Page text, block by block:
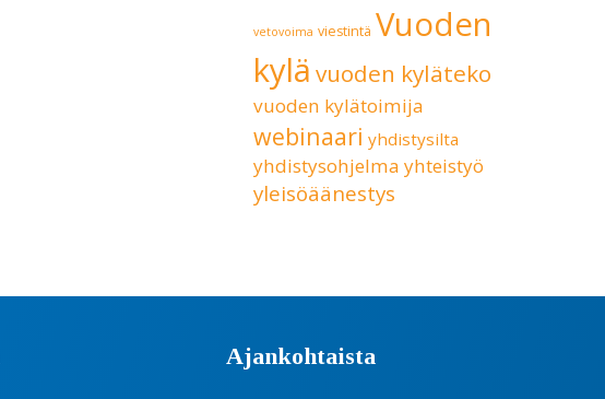
vetovoima viestintä Vuoden
kylä vuoden kyläteko
vuoden kylätoimija
webinaari yhdistysilta
yhdistysohjelma yhteistyö
yleisöäänestys
Ajankohtaista